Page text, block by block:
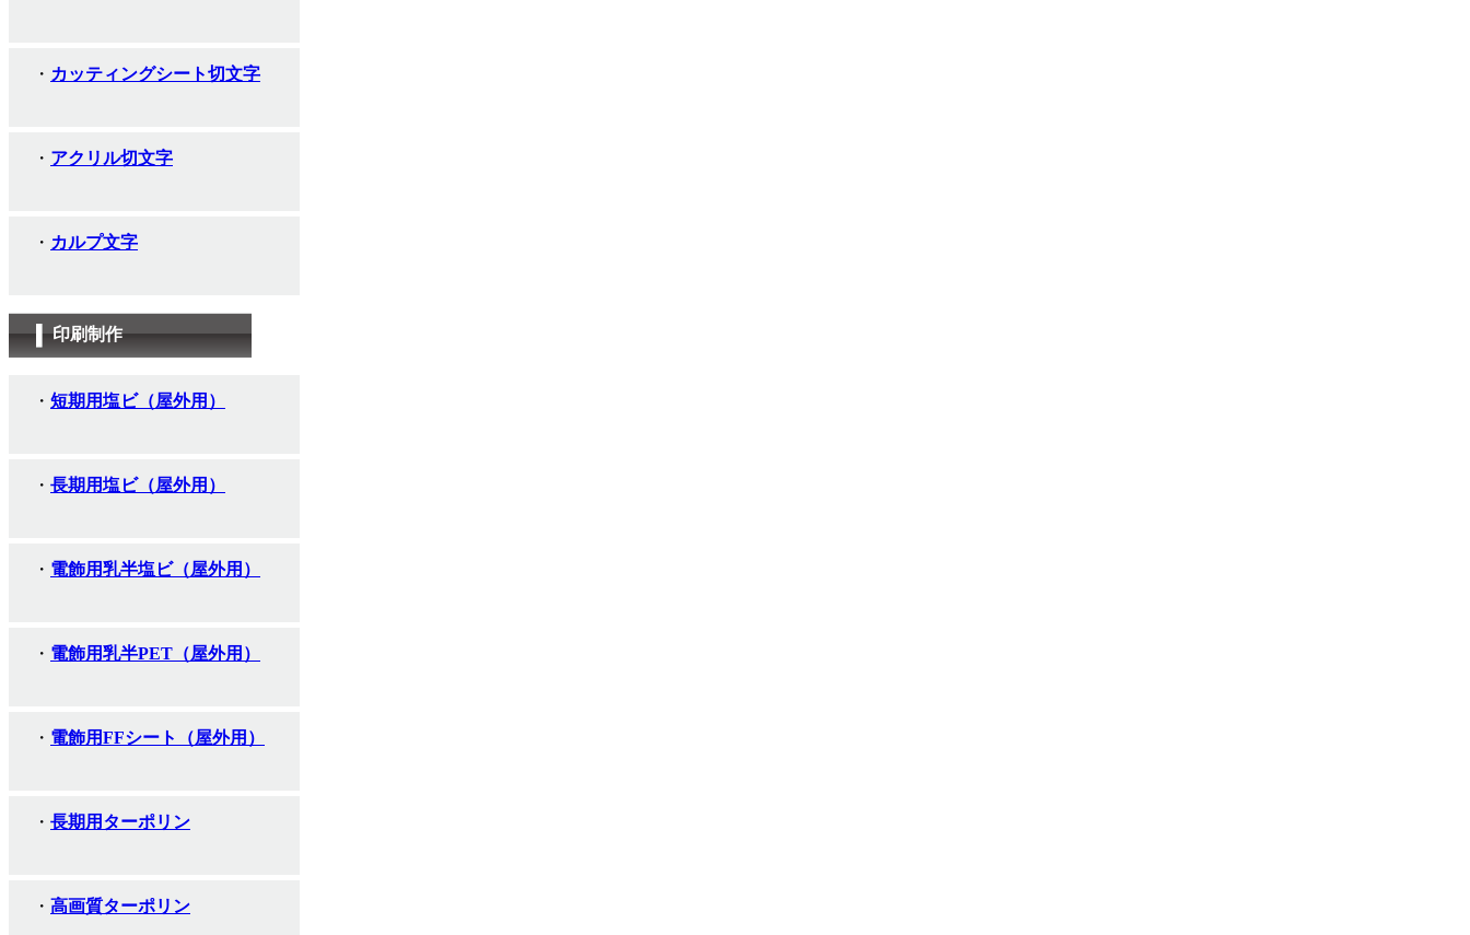
カッティングシート切文字
アクリル切文字
カルプ文字
印刷制作
短期用塩ビ（屋外用）
長期用塩ビ（屋外用）
電飾用乳半塩ビ（屋外用）
電飾用乳半PET（屋外用）
電飾用FFシート（屋外用）
長期用ターポリン
高画質ターポリン